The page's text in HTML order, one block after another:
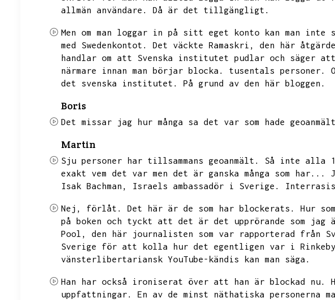
allmän användare.
Då är det tillgängligt.
Men om man loggar in på sitt eget konto kan man inte
med Swedenkontot.
Det väckte Ramaskri, den här
handlar om att Svenska institutet pudlar och säger
närmare innan man börjar blocka.
tusentals personer.
det svenska institutet.
På grund av den här bloggen.
Boris
Det missar jag hur många sa det var som hade
Martin
Sju personer har tillsammans geoanmält. Så inte alla
exakt vem det var men det är ganska många som har...
Isak Bachman,
Israels ambassadör i Sverige.
Nej, förlåt. Det här är de som har blockerats. Hur
på boken och tyckt att det är det upprörande som jag
Pool,
den här journalisten som var rapporterad från
Sverige för att kolla hur det egentligen var i
vänsterlibertariansk YouTube-kändis kan man säga.
Han har också ironiserat över att han är blockad nu.
uppfattningar.
En av de minst näthatiska personerna